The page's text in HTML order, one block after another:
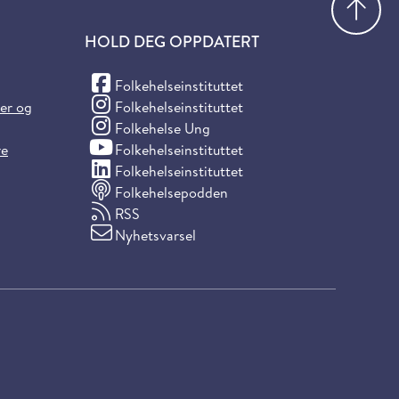
og
HOLD DEG OPPDATERT
Folkehelseinstituttet
(Facebook)
Folkehelseinstituttet
(Instagram)
Folkehelse Ung
(Instagram)
Folkehelseinstituttet
(YouTube)
Folkehelseinstituttet
(LinkedIn)
Folkehelsepodden
RSS
Nyhetsvarsel